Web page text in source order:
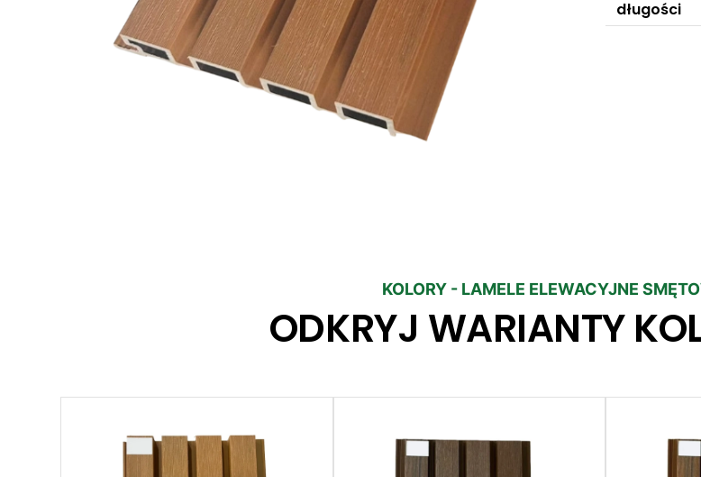
długości
KOLORY - LAMELE ELEWACYJNE
ODKRYJ WARIANTY